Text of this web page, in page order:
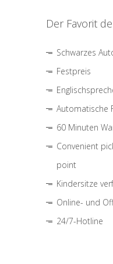
Der Favorit
Schwarzes
Festpreis
Automatische
60 Minuten
Convenient
point
Kindersitze
Online- und
24/7-Hotline